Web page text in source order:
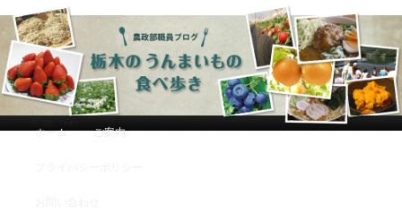
農政部職員ブログ「栃木のうんまい
もの食べ歩き」
メインコンテンツへ移動
サブコンテンツへ移動
ホーム ご案内